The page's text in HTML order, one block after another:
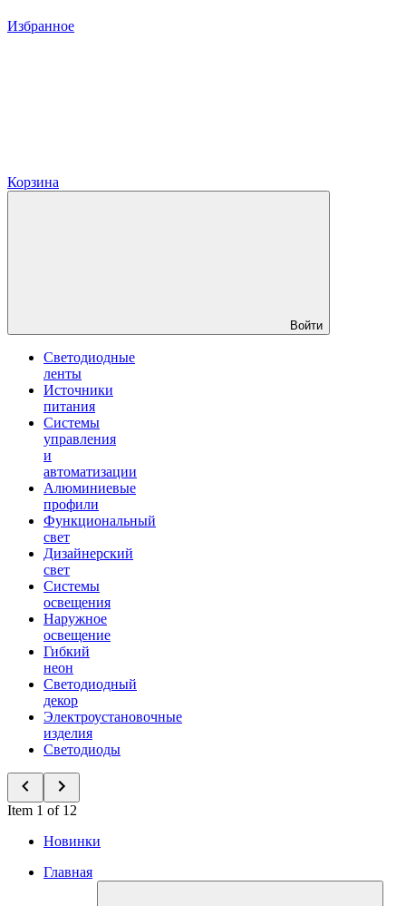
Избранное
Корзина
Войти
Светодиодные
ленты
Источники
питания
Системы
управления
и
автоматизации
Алюминиевые
профили
Функциональный
свет
Дизайнерский
свет
Системы
освещения
Наружное
освещение
Гибкий
неон
Светодиодный
декор
Электроустановочные
изделия
Светодиоды
Item 1 of 12
Новинки
Главная